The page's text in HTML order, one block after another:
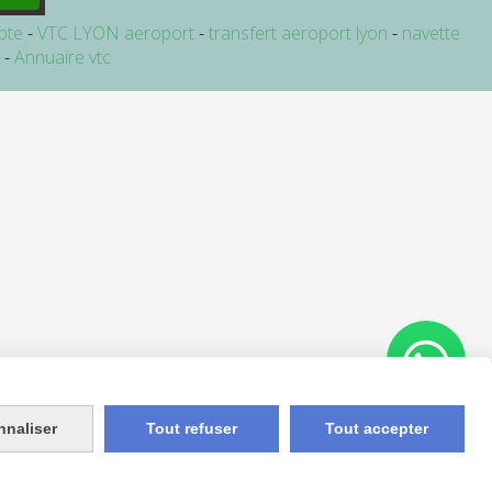
VTC LYON aeroport transfert aeroport lyon
navette
Annuaire vtc
Tout refuser Tout accepter